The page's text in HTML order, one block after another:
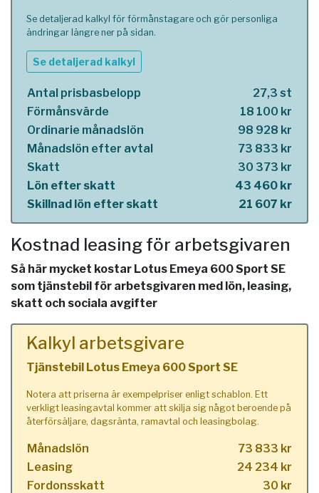
Se detaljerad kalkyl för förmånstagare och gör personliga
ändringar längre ner på sidan.
Se detaljerad kalkyl
Antal prisbasbelopp
27,3 st
Förmånsvärde
18 100 kr
Ordinarie månadslön
98 928 kr
Månadslön efter avtal
73 833 kr
Skatt
30 373 kr
Lön efter skatt
43 460 kr
Skillnad lön efter skatt
21 607 kr
Kostnad leasing för arbetsgivaren
Så här mycket kostar Lotus Emeya 600 Sport SE
som tjänstebil för arbetsgivaren med lön, leasing,
skatt och sociala avgifter
Kalkyl arbetsgivare
Tjänstebil Lotus Emeya 600 Sport SE
Notera att priserna är exempelpriser enligt schablon. Ett
verkligt leasingavtal kommer att skilja sig något beroende på
återförsäljare, dagsränta, ramavtal och leasingbolag.
Månadslön
73 833 kr
Leasing
24 234 kr
Fordonsskatt
30 kr